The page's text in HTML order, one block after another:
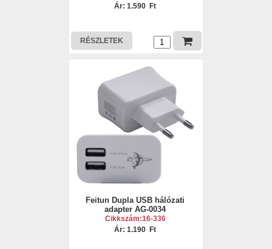
Ár: 1.590 Ft
RÉSZLETEK
Feitun Dupla USB hálózati
adapter AG-0034
Cikkszám:16-336
Ár: 1.190 Ft